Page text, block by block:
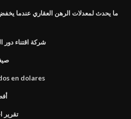
ما يحدث لمعدلات الرهن العقاري عندما
شركة اقتناء دور
en dolares
تقرير